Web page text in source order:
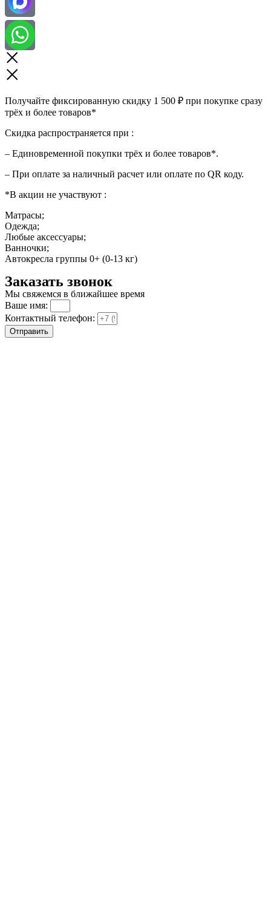
Получайте фиксированную скидку 1 500 ₽ при покупке сразу
трёх и более товаров*
Скидка распространяется при :
– Единовременной покупки трёх и более товаров*.
– При оплате за наличный расчет или оплате по QR коду.
*В акции не участвуют :
Матрасы;
Одежда;
Любые аксессуары;
Ванночки;
Автокресла группы 0+ (0-13 кг)
Заказать звонок
Мы свяжемся в ближайшее время
Ваше имя:
Контактный телефон:
Отправить